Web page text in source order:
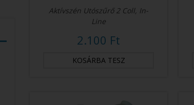
Aktívszén Utószűrő 2 Coll, In-
Line
2.100 Ft